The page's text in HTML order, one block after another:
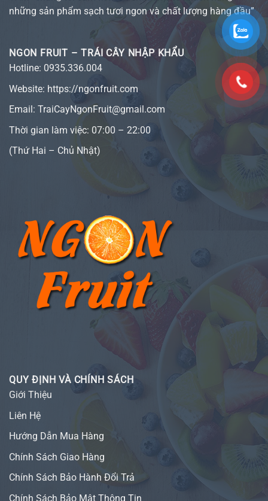
những sản phẩm sạch tươi ngon và chất lượng hàng đầu”
NGON FRUIT – TRÁI CÂY NHẬP KHẨU
Hotline: 0935.336.004
Website: https://ngonfruit.com
Email: TraiCayNgonFruit@gmail.com
Thời gian làm việc: 07:00 – 22:00
(Thứ Hai – Chủ Nhật)
QUY ĐỊNH VÀ CHÍNH SÁCH
Giới Thiệu
Liên Hệ
Hướng Dẫn Mua Hàng
Chính Sách Giao Hàng
Chính Sách Bảo Hành Đổi Trả
Chính Sách Bảo Mật Thông Tin